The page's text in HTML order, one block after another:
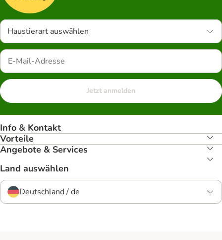
Haustierart auswählen
Jetzt anmelden
Info & Kontakt
Vorteile
Angebote & Services
Land auswählen
Deutschland / de